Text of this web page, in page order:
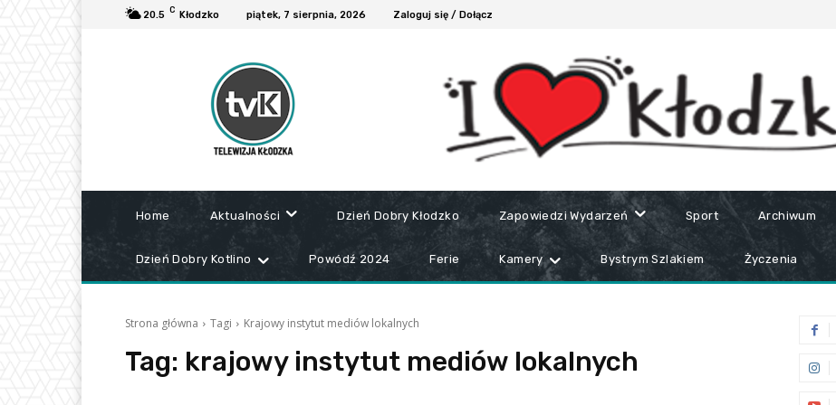
20.5 C Kłodzko piątek, 7 sierpnia, 2026 Zaloguj się / Dołącz
Home Aktualności Dzień Dobry Kłodzko Zapowiedzi Wydarzeń Sport Archiwum
Dzień Dobry Kotlino Powódź 2024 Ferie Kamery Bystrym Szlakiem Życzenia
Strona główna Tagi Krajowy instytut mediów lokalnych
Tag: krajowy instytut mediów lokalnych